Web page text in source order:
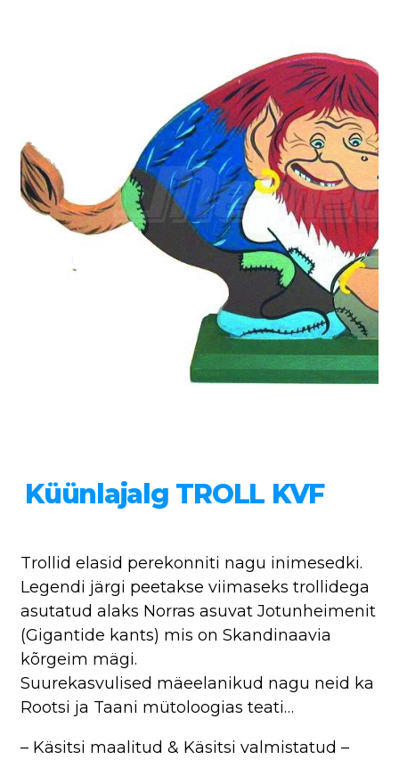
Küünlajalg TROLL KVF
Trollid elasid perekonniti nagu inimesedki.
Legendi järgi peetakse viimaseks trollidega
asutatud alaks Norras asuvat Jotunheimenit
(Gigantide kants) mis on Skandinaavia
kõrgeim mägi.
Suurekasvulised mäeelanikud nagu neid ka
Rootsi ja Taani mütoloogias teati…
– Käsitsi maalitud & Käsitsi valmistatud –